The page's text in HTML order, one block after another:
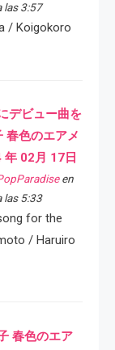
las 3:57
/ Koigokoro
デビュー曲を
春色のエアメ
年 02月 17日
en
las 5:33
for the
/ Haruiro
春色のエア